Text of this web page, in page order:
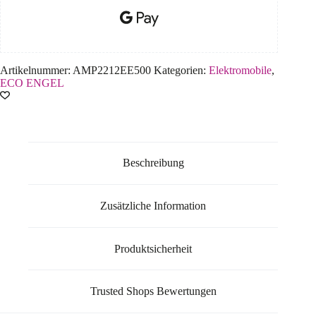
Artikelnummer: AMP2212EE500 Kategorien: Elektromobile,
ECO ENGEL
Beschreibung
Zusätzliche Information
Produktsicherheit
Trusted Shops Bewertungen